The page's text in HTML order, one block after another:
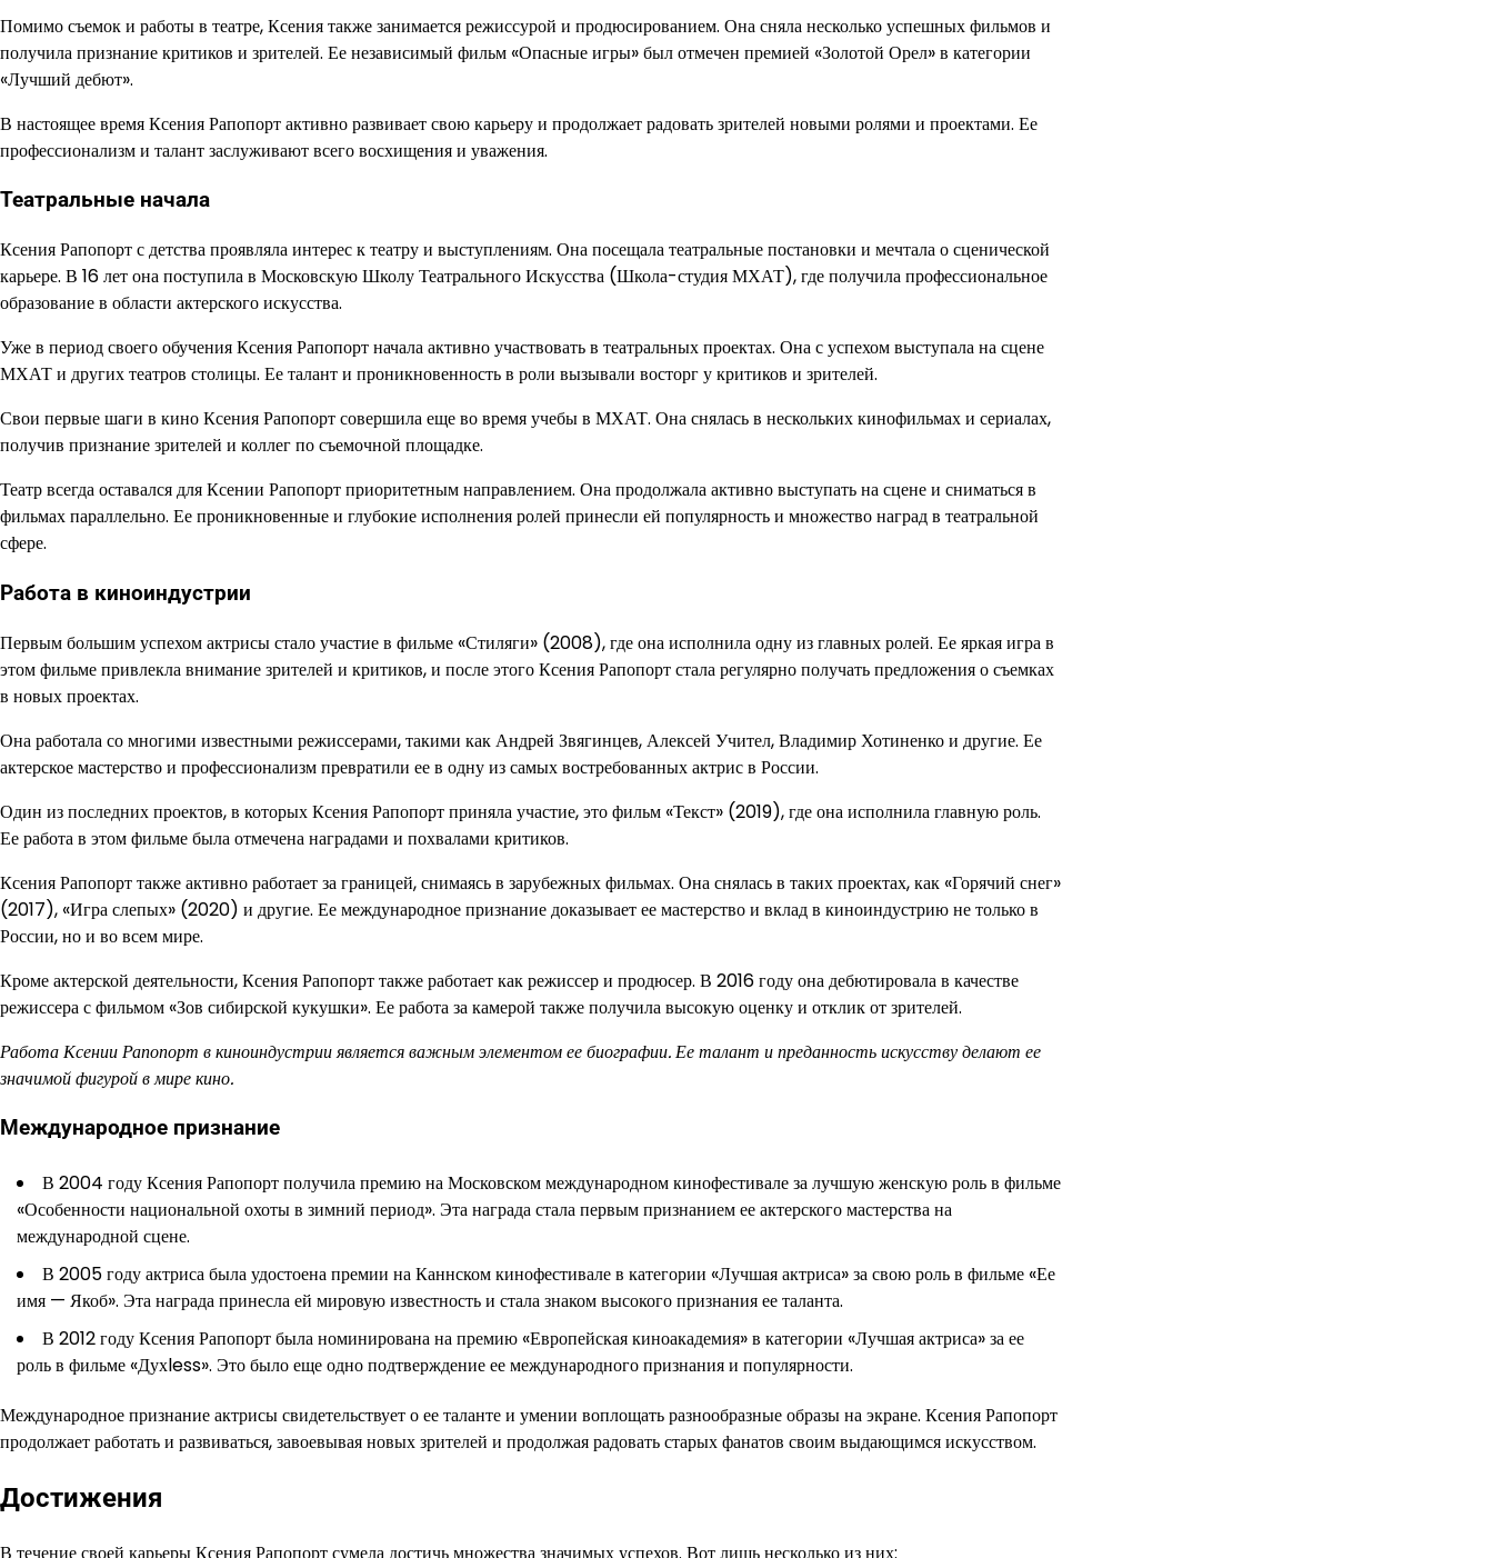
Помимо съемок и работы в театре, Ксения также занимается режиссурой и продюсированием. Она сняла несколько успешных фильмов и
получила признание критиков и зрителей. Ее независимый фильм «Опасные игры» был отмечен премией «Золотой Орел» в категории
«Лучший дебют».
В настоящее время Ксения Рапопорт активно развивает свою карьеру и продолжает радовать зрителей новыми ролями и проектами. Ее
профессионализм и талант заслуживают всего восхищения и уважения.
Театральные начала
Ксения Рапопорт с детства проявляла интерес к театру и выступлениям. Она посещала театральные постановки и мечтала о сценической
карьере. В 16 лет она поступила в Московскую Школу Театрального Искусства (Школа-студия МХАТ), где получила профессиональное
образование в области актерского искусства.
Уже в период своего обучения Ксения Рапопорт начала активно участвовать в театральных проектах. Она с успехом выступала на сцене
МХАТ и других театров столицы. Ее талант и проникновенность в роли вызывали восторг у критиков и зрителей.
Свои первые шаги в кино Ксения Рапопорт совершила еще во время учебы в МХАТ. Она снялась в нескольких кинофильмах и сериалах,
получив признание зрителей и коллег по съемочной площадке.
Театр всегда оставался для Ксении Рапопорт приоритетным направлением. Она продолжала активно выступать на сцене и сниматься в
фильмах параллельно. Ее проникновенные и глубокие исполнения ролей принесли ей популярность и множество наград в театральной
сфере.
Работа в киноиндустрии
Первым большим успехом актрисы стало участие в фильме «Стиляги» (2008), где она исполнила одну из главных ролей. Ее яркая игра в
этом фильме привлекла внимание зрителей и критиков, и после этого Ксения Рапопорт стала регулярно получать предложения о съемках
в новых проектах.
Она работала со многими известными режиссерами, такими как Андрей Звягинцев, Алексей Учител, Владимир Хотиненко и другие. Ее
актерское мастерство и профессионализм превратили ее в одну из самых востребованных актрис в России.
Один из последних проектов, в которых Ксения Рапопорт приняла участие, это фильм «Текст» (2019), где она исполнила главную роль.
Ее работа в этом фильме была отмечена наградами и похвалами критиков.
Ксения Рапопорт также активно работает за границей, снимаясь в зарубежных фильмах. Она снялась в таких проектах, как «Горячий снег»
(2017), «Игра слепых» (2020) и другие. Ее международное признание доказывает ее мастерство и вклад в киноиндустрию не только в
России, но и во всем мире.
Кроме актерской деятельности, Ксения Рапопорт также работает как режиссер и продюсер. В 2016 году она дебютировала в качестве
режиссера с фильмом «Зов сибирской кукушки». Ее работа за камерой также получила высокую оценку и отклик от зрителей.
Работа Ксении Рапопорт в киноиндустрии является важным элементом ее биографии. Ее талант и преданность искусству делают ее
значимой фигурой в мире кино.
Международное признание
В 2004 году Ксения Рапопорт получила премию на Московском международном кинофестивале за лучшую женскую роль в фильме
«Особенности национальной охоты в зимний период». Эта награда стала первым признанием ее актерского мастерства на
международной сцене.
В 2005 году актриса была удостоена премии на Каннском кинофестивале в категории «Лучшая актриса» за свою роль в фильме «Ее
имя — Якоб». Эта награда принесла ей мировую известность и стала знаком высокого признания ее таланта.
В 2012 году Ксения Рапопорт была номинирована на премию «Европейская киноакадемия» в категории «Лучшая актриса» за ее
роль в фильме «Духless». Это было еще одно подтверждение ее международного признания и популярности.
Международное признание актрисы свидетельствует о ее таланте и умении воплощать разнообразные образы на экране. Ксения Рапопорт
продолжает работать и развиваться, завоевывая новых зрителей и продолжая радовать старых фанатов своим выдающимся искусством.
Достижения
В течение своей карьеры Ксения Рапопорт сумела достичь множества значимых успехов. Вот лишь несколько из них: